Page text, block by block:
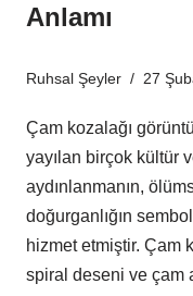
Anlamı
Ruhsal Şeyler 27
Çam kozalağı
yayılan birçok kültür
aydınlanmanın,
doğurganlığın
hizmet etmiştir. Çam
spiral deseni ve çam